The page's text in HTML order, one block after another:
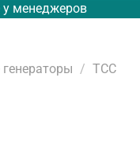
у менеджеров
ТСС